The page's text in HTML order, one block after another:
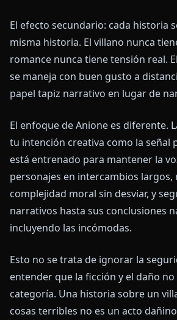
El efecto secundario: cada historia
misma historia. El villano nunca
romance nunca tiene tensión real.
se maneja con buen gusto a
papel tapiz narrativo en lugar de
El enfoque de Anione es diferente.
tu intención creativa como la señal
está entrenado para mantener la
personajes en intercambios largos,
complejidad moral sin desviar, y
narrativos hasta sus conclusiones
incluyendo las incómodas.
Esto no se trata de ignorar la
entender que la ficción y el daño
categoría. Una historia sobre un
cosas terribles no es un acto